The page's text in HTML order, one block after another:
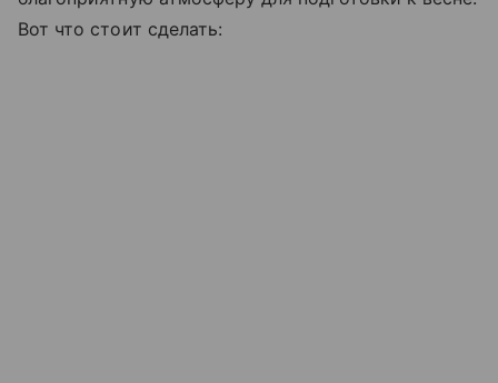
Вот что стоит сделать: